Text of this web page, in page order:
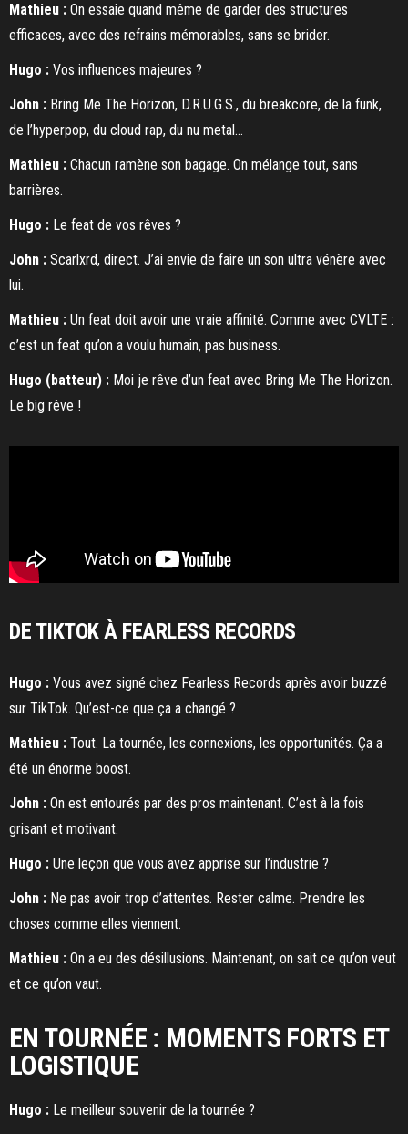
Mathieu : On essaie quand même de garder des structures
efficaces, avec des refrains mémorables, sans se brider.
Hugo : Vos influences majeures ?
John : Bring Me The Horizon, D.R.U.G.S., du breakcore, de la funk,
de l’hyperpop, du cloud rap, du nu metal…
Mathieu : Chacun ramène son bagage. On mélange tout, sans
barrières.
Hugo : Le feat de vos rêves ?
John : Scarlxrd, direct. J’ai envie de faire un son ultra vénère avec
lui.
Mathieu : Un feat doit avoir une vraie affinité. Comme avec CVLTE :
c’est un feat qu’on a voulu humain, pas business.
Hugo (batteur) : Moi je rêve d’un feat avec Bring Me The Horizon.
Le big rêve !
DE TIKTOK À FEARLESS RECORDS
Hugo : Vous avez signé chez Fearless Records après avoir buzzé
sur TikTok. Qu’est-ce que ça a changé ?
Mathieu : Tout. La tournée, les connexions, les opportunités. Ça a
été un énorme boost.
John : On est entourés par des pros maintenant. C’est à la fois
grisant et motivant.
Hugo : Une leçon que vous avez apprise sur l’industrie ?
John : Ne pas avoir trop d’attentes. Rester calme. Prendre les
choses comme elles viennent.
Mathieu : On a eu des désillusions. Maintenant, on sait ce qu’on veut
et ce qu’on vaut.
EN TOURNÉE : MOMENTS FORTS ET
LOGISTIQUE
Hugo : Le meilleur souvenir de la tournée ?